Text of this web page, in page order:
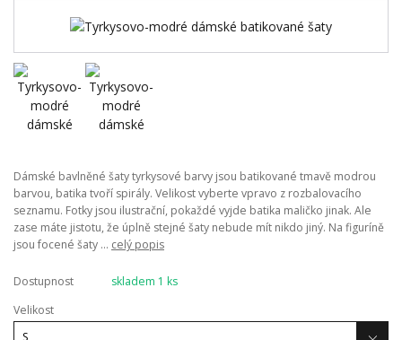
Dámské bavlněné šaty tyrkysové barvy jsou batikované tmavě modrou
barvou, batika tvoří spirály. Velikost vyberte vpravo z rozbalovacího
seznamu. Fotky jsou ilustrační, pokaždé vyjde batika maličko jinak. Ale
zase máte jistotu, že úplně stejné šaty nebude mít nikdo jiný. Na figuríně
jsou focené šaty ... celý popis
Dostupnost
skladem 1 ks
Velikost